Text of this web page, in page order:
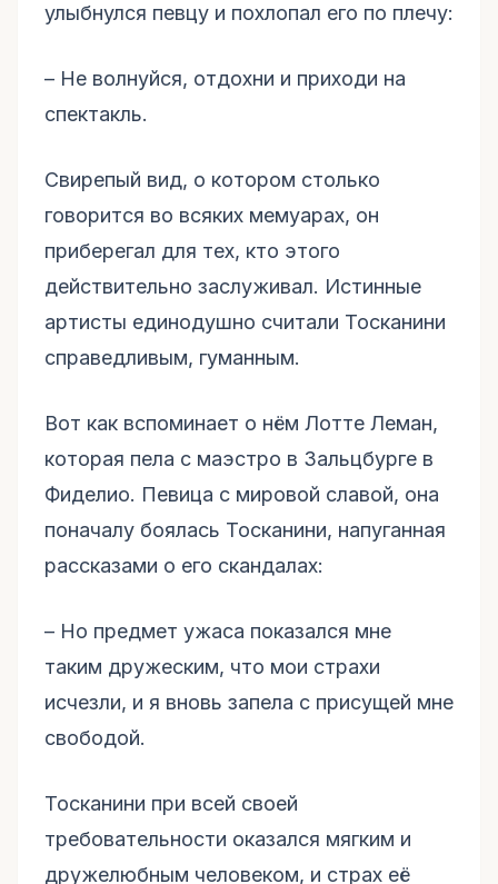
улыбнулся певцу и похлопал его по плечу:
– Не волнуйся, отдохни и приходи на
спектакль.
Свирепый вид, о котором столько
говорится во всяких мемуарах, он
приберегал для тех, кто этого
действительно заслуживал. Истинные
артисты единодушно считали Тосканини
справедливым, гуманным.
Вот как вспоминает о нём Лотте Леман,
которая пела с маэстро в Зальцбурге в
Фиделио. Певица с мировой славой, она
поначалу боялась Тосканини, напуганная
рассказами о его скандалах:
– Но предмет ужаса показался мне
таким дружеским, что мои страхи
исчезли, и я вновь запела с присущей мне
свободой.
Тосканини при всей своей
требовательности оказался мягким и
дружелюбным человеком, и страх её